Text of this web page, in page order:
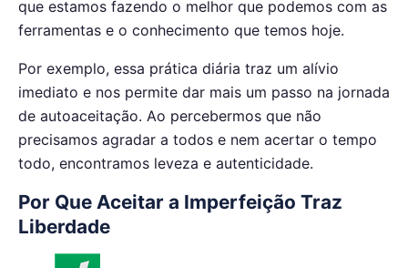
que estamos fazendo o melhor que podemos com as
ferramentas e o conhecimento que temos hoje.
Por exemplo, essa prática diária traz um alívio
imediato e nos permite dar mais um passo na jornada
de autoaceitação. Ao percebermos que não
precisamos agradar a todos e nem acertar o tempo
todo, encontramos leveza e autenticidade.
Por Que Aceitar a Imperfeição Traz
Liberdade